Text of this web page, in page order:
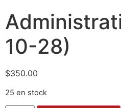
10-28)
$350.00
25 en stock